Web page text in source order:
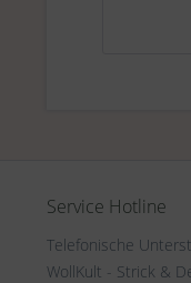
Service Hotline
Telefonische
WollKult - Strick &